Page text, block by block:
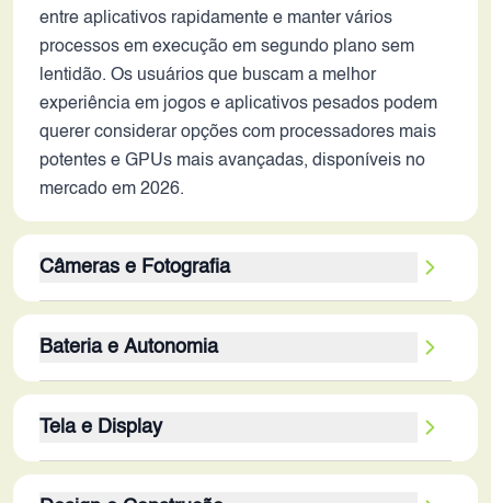
entre aplicativos rapidamente e manter vários
processos em execução em segundo plano sem
lentidão. Os usuários que buscam a melhor
experiência em jogos e aplicativos pesados podem
querer considerar opções com processadores mais
potentes e GPUs mais avançadas, disponíveis no
mercado em 2026.
Câmeras e Fotografia
108MP, deve capturar fotos com boa resolução e
detalhes em condições de boa iluminação. As
(macro), ampliam as possibilidades fotográficas,
permitindo fotos com ângulos maiores e close-ups.
A ausência de estabilização óptica pode resultar
Bateria e Autonomia
considerável, que deve garantir um dia inteiro de
uso moderado. A autonomia real, no entanto,
Tela e Display